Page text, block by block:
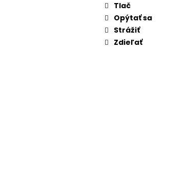
Tlač
Opýtať sa
Strážiť
Zdieľať